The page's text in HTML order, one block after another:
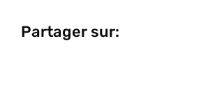
Partager sur: